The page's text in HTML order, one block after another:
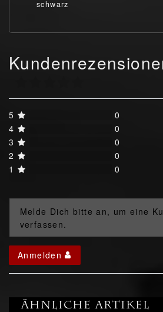
schwarz
5
0
4
0
3
0
2
0
1
0
Melde Dich bitte an, um eine
verfassen.
Anmelden
Ähnliche Artikel